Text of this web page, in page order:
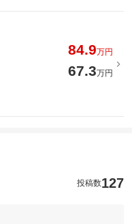
84.9万円
67.3万円
投稿数127